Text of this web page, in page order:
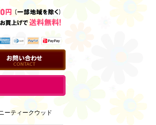
合わせ
ーティークウッド